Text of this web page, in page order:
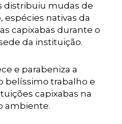
distribuiu mudas de
espécies nativas da
capixabas durante o
da instituição.
e parabeniza a
belíssimo trabalho e
capixabas na
ambiente.